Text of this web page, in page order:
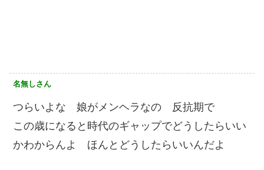
名無しさん
つらいよな 娘がメンヘラなの 反抗期で
この歳になると時代のギャップでどうしたらいい
かわからんよ ほんとどうしたらいいんだよ